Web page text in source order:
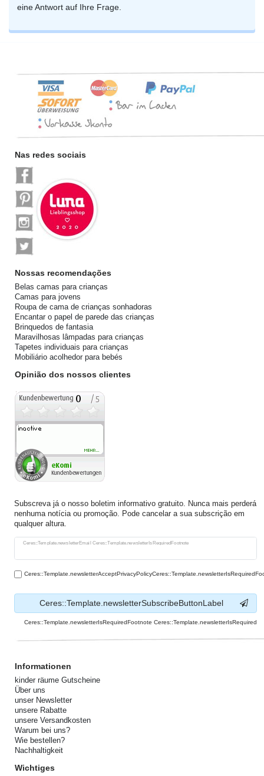
eine Antwort auf Ihre Frage.
Nas redes sociais
Nossas recomendações
Belas camas para crianças
Camas para jovens
Roupa de cama de crianças sonhadoras
Encantar o papel de parede das crianças
Brinquedos de fantasia
Maravilhosas lâmpadas para crianças
Tapetes individuais para crianças
Mobiliário acolhedor para bebés
Opinião dos nossos clientes
Subscreva já o nosso boletim informativo gratuito. Nunca mais perderá
nenhuma notícia ou promoção. Pode cancelar a sua subscrição em
qualquer altura.
Ceres::Template.newsletterEmail Ceres::Template.newsletterIsRequiredFootnote
Ceres::Template.newsletterHoneypotLabel
Ceres::Template.newsletterSubscribeButtonLabel
Ceres::Template.newsletterIsRequiredFootnote Ceres::Template.newsletterIsRequired
Informationen
kinder räume Gutscheine
Über uns
unser Newsletter
unsere Rabatte
unsere Versandkosten
Warum bei uns?
Wie bestellen?
Nachhaltigkeit
Wichtiges